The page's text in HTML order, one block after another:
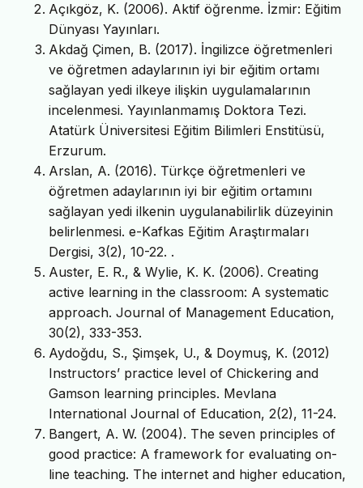
Açıkgöz, K. (2006). Aktif öğrenme. İzmir: Eğitim
Dünyası Yayınları.
Akdağ Çimen, B. (2017). İngilizce öğretmenleri
ve öğretmen adaylarının iyi bir eğitim ortamı
sağlayan yedi ilkeye ilişkin uygulamalarının
incelenmesi. Yayınlanmamış Doktora Tezi.
Atatürk Üniversitesi Eğitim Bilimleri Enstitüsü,
Erzurum.
Arslan, A. (2016). Türkçe öğretmenleri ve
öğretmen adaylarının iyi bir eğitim ortamını
sağlayan yedi ilkenin uygulanabilirlik düzeyinin
belirlenmesi. e-Kafkas Eğitim Araştırmaları
Dergisi, 3(2), 10-22. .
Auster, E. R., & Wylie, K. K. (2006). Creating
active learning in the classroom: A systematic
approach. Journal of Management Education,
30(2), 333-353.
Aydoğdu, S., Şimşek, U., & Doymuş, K. (2012)
Instructors’ practice level of Chickering and
Gamson learning principles. Mevlana
International Journal of Education, 2(2), 11-24.
Bangert, A. W. (2004). The seven principles of
good practice: A framework for evaluating on-
line teaching. The internet and higher education,